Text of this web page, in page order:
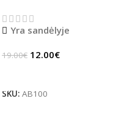
Yra sandėlyje
19.00€ 12.00€
SKU: AB100